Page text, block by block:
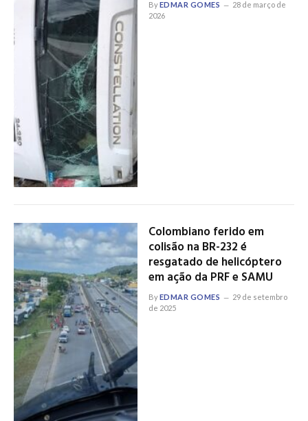
ByEDMAR GOMES
28 de março de
2026
Colombiano ferido em
colisão na BR-232 é
resgatado de helicóptero
em ação da PRF e SAMU
ByEDMAR GOMES
29 de setembro
de 2025